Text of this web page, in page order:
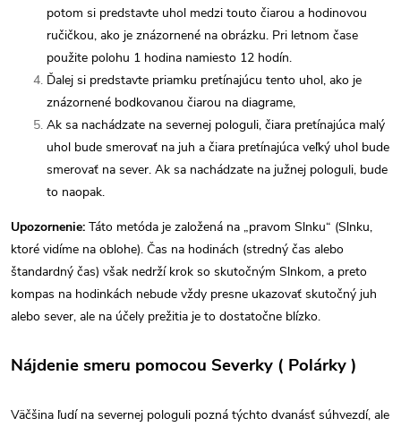
potom si predstavte uhol medzi touto čiarou a hodinovou
ručičkou, ako je znázornené na obrázku. Pri letnom čase
použite polohu 1 hodina namiesto 12 hodín.
Ďalej si predstavte priamku pretínajúcu tento uhol, ako je
znázornené bodkovanou čiarou na diagrame,
Ak sa nachádzate na severnej pologuli, čiara pretínajúca malý
uhol bude smerovať na juh a čiara pretínajúca veľký uhol bude
smerovať na sever. Ak sa nachádzate na južnej pologuli, bude
to naopak.
Upozornenie: Táto metóda je založená na „pravom Slnku“ (Slnku,
ktoré vidíme na oblohe). Čas na hodinách (stredný čas alebo
štandardný čas) však nedrží krok so skutočným Slnkom, a preto
kompas na hodinkách nebude vždy presne ukazovať skutočný juh
alebo sever, ale na účely prežitia je to dostatočne blízko.
Nájdenie smeru pomocou Severky ( Polárky )
Väčšina ľudí na severnej pologuli pozná týchto dvanásť súhvezdí, ale